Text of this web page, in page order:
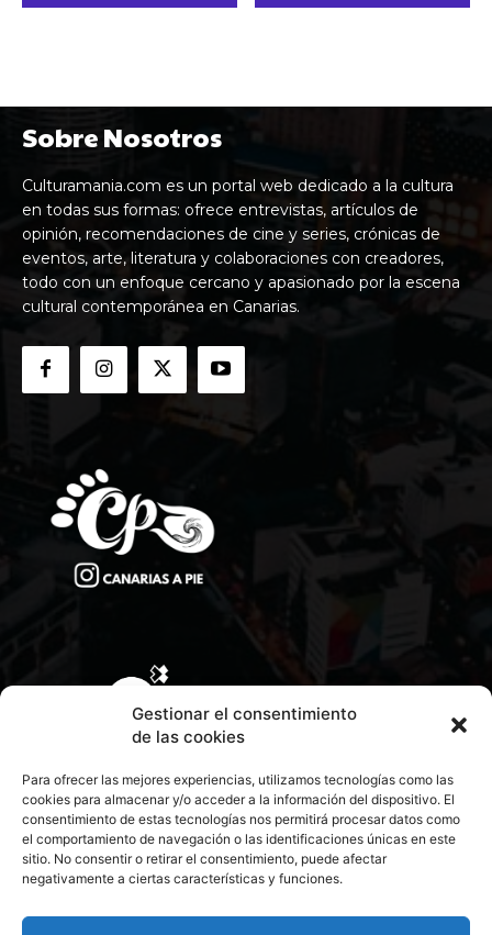
Gestionar el consentimiento
de las cookies
Para ofrecer las mejores experiencias, utilizamos tecnologías como las
cookies para almacenar y/o acceder a la información del dispositivo. El
consentimiento de estas tecnologías nos permitirá procesar datos como
el comportamiento de navegación o las identificaciones únicas en este
sitio. No consentir o retirar el consentimiento, puede afectar
negativamente a ciertas características y funciones.
Sobre Nosotros
Culturamania.com es un portal web dedicado a la cultura
en todas sus formas: ofrece entrevistas, artículos de
opinión, recomendaciones de cine y series, crónicas de
eventos, arte, literatura y colaboraciones con creadores,
todo con un enfoque cercano y apasionado por la escena
cultural contemporánea en Canarias.
CONTACTA CON NOSOTROS